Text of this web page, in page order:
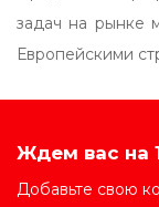
задач на рынке
Европейскими
Ждем вас на
Добавьте свою